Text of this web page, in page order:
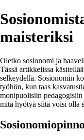
maisteriksi
Oletko sosionomi ja
Tässä artikkelissa
selkeydellä. Sosionomin
työhön, kun taas
monipuolisiin
mitä hyötyä siitä voisi olla